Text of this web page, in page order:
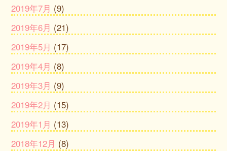
2019年7月 (9)
2019年6月 (21)
2019年5月 (17)
2019年4月 (8)
2019年3月 (9)
2019年2月 (15)
2019年1月 (13)
2018年12月 (8)